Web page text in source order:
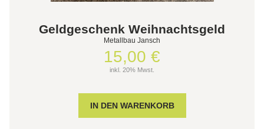
Geldgeschenk Weihnachtsgeld
Metallbau Jansch
15,00 €
inkl. 20% Mwst.